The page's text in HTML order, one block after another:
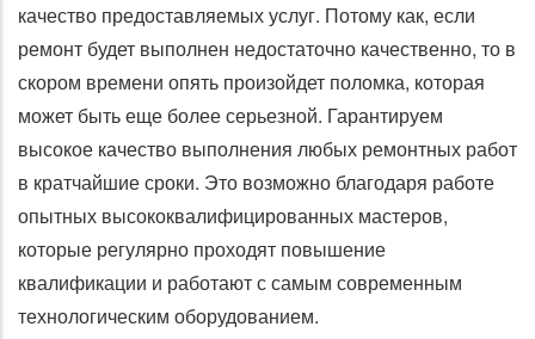
качество предоставляемых услуг. Потому как, если
ремонт будет выполнен недостаточно качественно, то в
скором времени опять произойдет поломка, которая
может быть еще более серьезной. Гарантируем
высокое качество выполнения любых ремонтных работ
в кратчайшие сроки. Это возможно благодаря работе
опытных высококвалифицированных мастеров,
которые регулярно проходят повышение
квалификации и работают с самым современным
технологическим оборудованием.